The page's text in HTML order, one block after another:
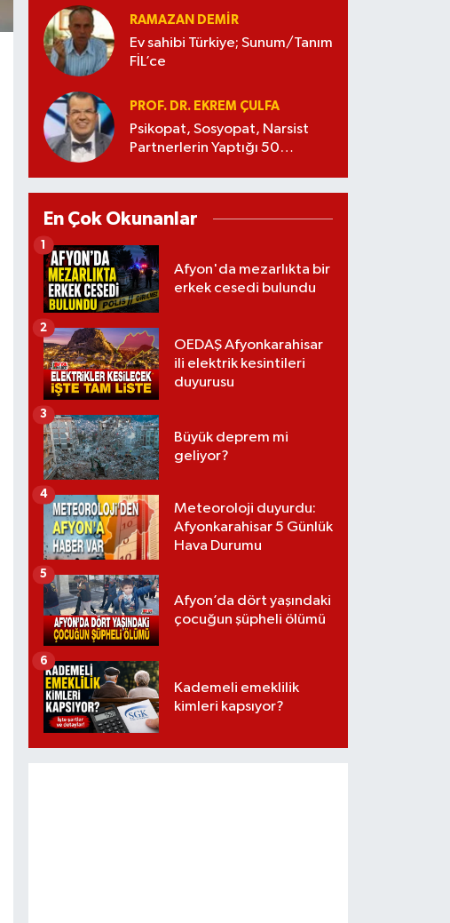
RAMAZAN DEMİR
Ev sahibi Türkiye; Sunum/Tanım
FİL’ce
PROF. DR. EKREM ÇULFA
Psikopat, Sosyopat, Narsist
Partnerlerin Yaptığı 50
En Çok Okunanlar
Afyon'da mezarlıkta bir
erkek cesedi bulundu
1
OEDAŞ Afyonkarahisar
ili elektrik kesintileri
duyurusu
2
Büyük deprem mi
geliyor?
3
Meteoroloji duyurdu:
Afyonkarahisar 5 Günlük
Hava Durumu
4
Afyon’da dört yaşındaki
çocuğun şüpheli ölümü
5
Kademeli emeklilik
kimleri kapsıyor?
6